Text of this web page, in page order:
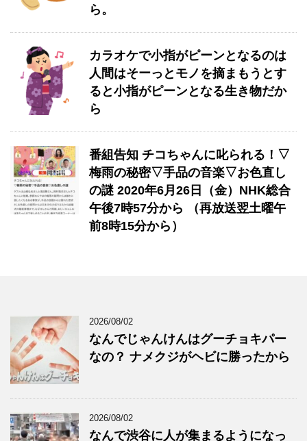
ら。
カラオケで小指がピーンとなるのは
人間はそーっとモノを摘まもうとす
ると小指がピーンとなる生き物だか
ら
番組告知 チコちゃんに叱られる！▽
梅雨の秘密▽手品の音楽▽お色直し
の謎 2020年6月26日（金）NHK総合
午後7時57分から （再放送翌土曜午
前8時15分から）
2026/08/02
なんでじゃんけんはグーチョキパー
なの？ ナメクジがヘビに勝ったから
2026/08/02
なんで渋谷に人が集まるようになっ